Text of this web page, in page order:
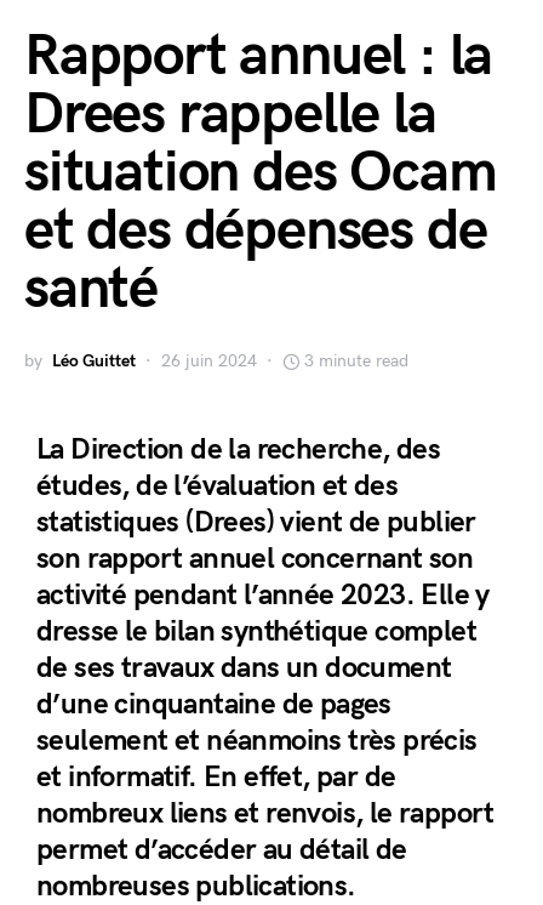
Rapport annuel : la
Drees rappelle la
situation des Ocam
et des dépenses de
santé
by Léo Guittet 26 juin 2024 3 minute read
La Direction de la recherche, des
études, de l’évaluation et des
statistiques (Drees) vient de publier
son rapport annuel concernant son
activité pendant l’année 2023. Elle y
dresse le bilan synthétique complet
de ses travaux dans un document
d’une cinquantaine de pages
seulement et néanmoins très précis
et informatif. En effet, par de
nombreux liens et renvois, le rapport
permet d’accéder au détail de
nombreuses publications.